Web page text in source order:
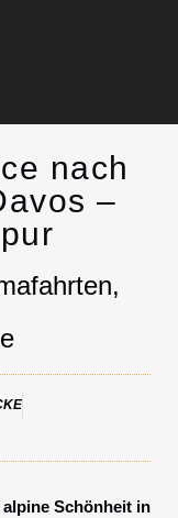
nach
–
Schönheit in